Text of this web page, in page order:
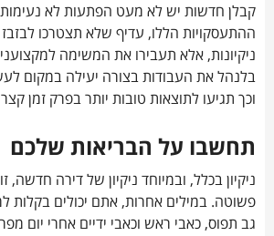
קבלן חדשות יש לא מעט הפתעות לא נעימות)
ההתעסקויות הללו, עדיף שלא תצטרכו לבזבז
ניקיונות, אלא תעבירו את המשימה
בלנהל את העבודות בצורה יעילה במקום
וכך תגיעו לתוצאות טובות יותר בפרק זמן קצר
תחשבו על הבריאות שלכם
ניקיון בכלל, ובמיוחד ניקיון של דירה חדשה,
פשוטה. במילים אחרות, אתם יכולים
גב תפוס, כאבי ראש וכאבי ידיים אחרי יום